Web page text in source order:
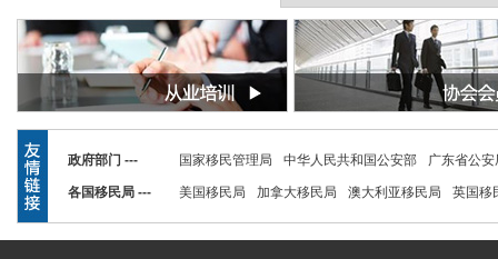
政府部门 --- 国家移民管理局 中华人民共和国公安部 广东省公
各国移民局 --- 美国移民局 加拿大移民局 澳大利亚移民局 英国移